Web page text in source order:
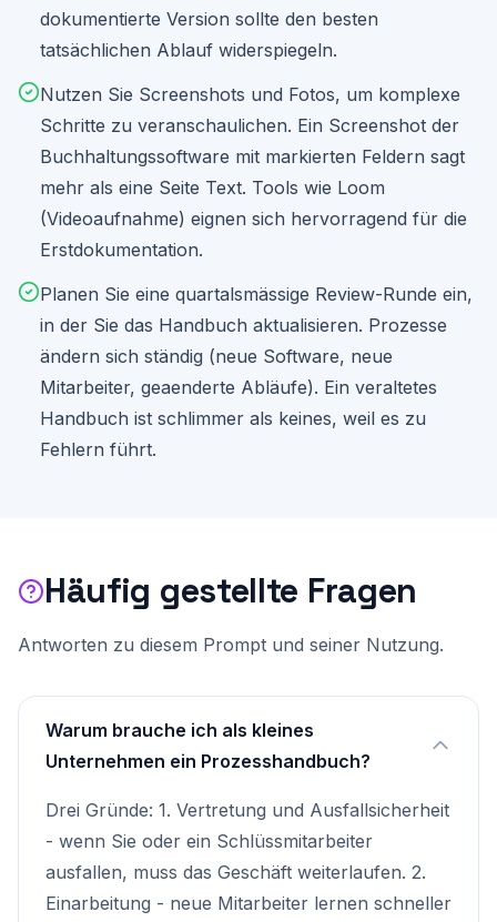
dokumentierte Version sollte den besten
tatsächlichen Ablauf widerspiegeln.
Nutzen Sie Screenshots und Fotos, um komplexe
Schritte zu veranschaulichen. Ein Screenshot der
Buchhaltungssoftware mit markierten Feldern sagt
mehr als eine Seite Text. Tools wie Loom
(Videoaufnahme) eignen sich hervorragend für die
Erstdokumentation.
Planen Sie eine quartalsmässige Review-Runde ein,
in der Sie das Handbuch aktualisieren. Prozesse
ändern sich ständig (neue Software, neue
Mitarbeiter, geaenderte Abläufe). Ein veraltetes
Handbuch ist schlimmer als keines, weil es zu
Fehlern führt.
Häufig gestellte Fragen
Antworten zu diesem Prompt und seiner Nutzung.
Warum brauche ich als kleines
Unternehmen ein Prozesshandbuch?
Drei Gründe: 1. Vertretung und Ausfallsicherheit
- wenn Sie oder ein Schlüssmitarbeiter
ausfallen, muss das Geschäft weiterlaufen. 2.
Einarbeitung - neue Mitarbeiter lernen schneller